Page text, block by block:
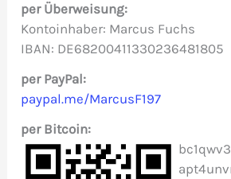
n
a
c
h
:
per Überweisung:
Kontoinhaber: Marcus Fuchs
IBAN: DE68200411330236481805
per PayPal:
paypal.me/MarcusF197
per Bitcoin: